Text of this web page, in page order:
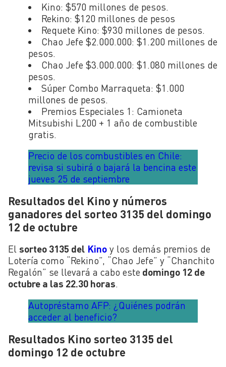
Kino: $570 millones de pesos.
Rekino: $120 millones de pesos
Requete Kino: $930 millones de pesos.
Chao Jefe $2.000.000: $1.200 millones de
pesos.
Chao Jefe $3.000.000: $1.080 millones de
pesos.
Súper Combo Marraqueta: $1.000
millones de pesos.
Premios Especiales 1: Camioneta
Mitsubishi L200 + 1 año de combustible
gratis.
Precio de los combustibles en Chile:
revisa si subirá o bajará la bencina este
jueves 25 de septiembre
Resultados del Kino y números
ganadores del sorteo 3135 del domingo
12 de octubre
El sorteo 3135 del Kino y los demás premios de
Lotería como “Rekino”, “Chao Jefe” y “Chanchito
Regalón” se llevará a cabo este domingo 12 de
octubre a las 22.30 horas.
Autopréstamo AFP: ¿Quiénes podrán
acceder al beneficio?
Resultados Kino sorteo 3135 del
domingo 12 de octubre